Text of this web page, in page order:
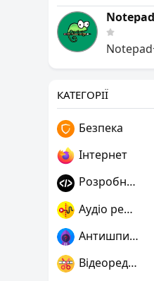
КАТЕГОРІЇ
Безпека
Інтернет
Розробнику
Аудіо редактори
Антишпигуни
Відеоредактори